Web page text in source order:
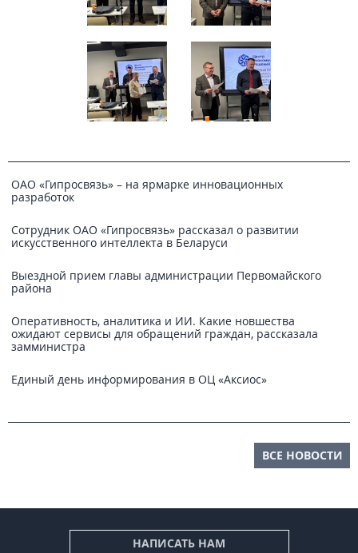
ОАО «Гипросвязь» – на ярмарке инновационных
разработок
Сотрудник ОАО «Гипросвязь» рассказал о развитии
искусственного интеллекта в Беларуси
Выездной прием главы администрации Первомайского
района
Оперативность, аналитика и ИИ. Какие новшества
ожидают сервисы для обращений граждан, рассказала
замминистра
Единый день информирования в ОЦ «Аксиос»
ВСЕ НОВОСТИ
НАПИСАТЬ НАМ